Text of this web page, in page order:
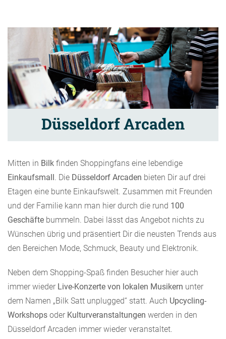
Düsseldorf Arcaden
Mitten in Bilk finden Shoppingfans eine lebendige
Einkaufsmall . Die Düsseldorf Arcaden bieten Dir auf drei
Etagen eine bunte Einkaufswelt. Zusammen mit Freunden
und der Familie kann man hier durch die rund 100
Geschäfte bummeln. Dabei lässt das Angebot nichts zu
Wünschen übrig und präsentiert Dir die neusten Trends aus
den Bereichen Mode, Schmuck, Beauty und Elektronik.
Neben dem Shopping-Spaß finden Besucher hier auch
immer wieder Live-Konzerte von lokalen Musikern unter
dem Namen „Bilk Satt unplugged“ statt. Auch Upcycling-
Workshops oder Kulturveranstaltungen werden in den
Düsseldorf Arcaden immer wieder veranstaltet.